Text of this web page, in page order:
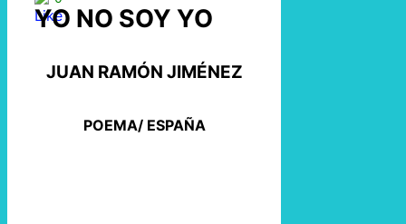
YO NO SOY YO
JUAN RAMÓN JIMÉNEZ
POEMA/ ESPAÑA